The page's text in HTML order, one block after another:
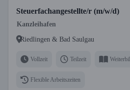
Steuerfachangestellte/r (m/w/d)
Kanzleihafen
Riedlingen & Bad Saulgau
Vollzeit Teilzeit
Flexible Arbeitszeiten